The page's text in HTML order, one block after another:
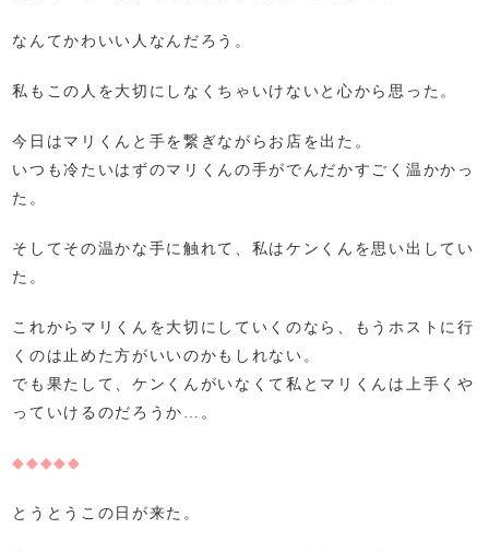
なんてかわいい人なんだろう。
私もこの人を大切にしなくちゃいけないと心から思った。
今日はマリくんと手を繋ぎながらお店を出た。
いつも冷たいはずのマリくんの手がでんだかすごく温かかっ
た。
そしてその温かな手に触れて、私はケンくんを思い出してい
た。
これからマリくんを大切にしていくのなら、もうホストに行
くのは止めた方がいいのかもしれない。
でも果たして、ケンくんがいなくて私とマリくんは上手くや
っていけるのだろうか…。
◆◆◆◆◆
とうとうこの日が来た。